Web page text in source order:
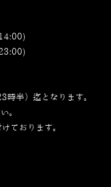
時半）迄となります。
。
ております。